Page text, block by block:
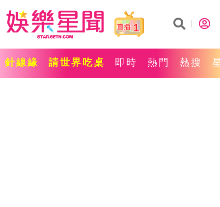
1
針線緣 請世界吃桌 即時 熱門 熱搜